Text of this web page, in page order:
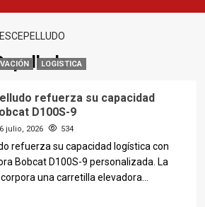
LOGISTICA
refuerza su capacidad
D100S-9
6 julio, 2026 534
refuerza su capacidad logística con
Bobcat D100S-9 personalizada. La
una carretilla elevadora...